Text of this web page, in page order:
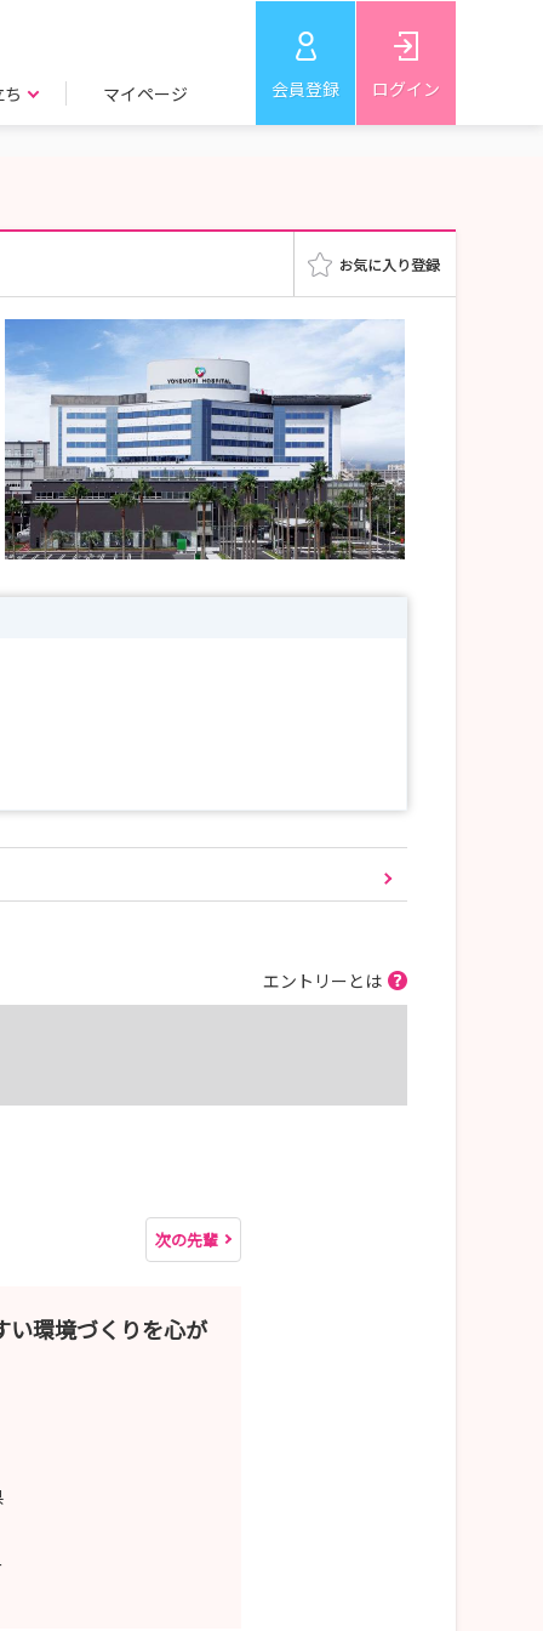
マイページ 会員登録 ログイン
トより、事前に予約をお願いします。
エントリーとは
次の先輩
い環境づくりを心が